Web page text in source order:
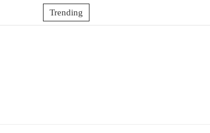
Trending